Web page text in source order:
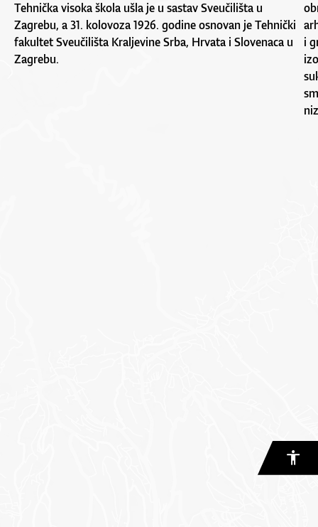
Tehnička visoka škola ušla je u sastav Sveučilišta u
Zagrebu, a 31. kolovoza 1926. godine osnovan je Tehnički
fakultet Sveučilišta Kraljevine Srba, Hrvata i Slovenaca u
Zagrebu.
i